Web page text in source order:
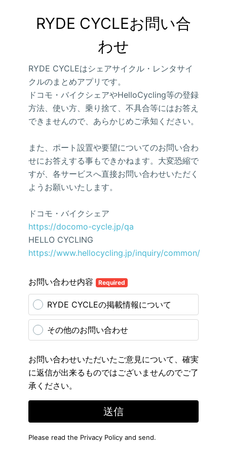
RYDE CYCLEお問い合
わせ
RYDE CYCLEはシェアサイクル・レンタサイ
クルのまとめアプリです。
ドコモ・バイクシェアやHelloCycling等の登録
方法、使い方、乗り捨て、不具合等にはお答え
できませんので、あらかじめご承知ください。
また、ポート設置や要望についてのお問い合わ
せにお答えする事もできかねます。大変恐縮で
すが、各サービスへ直接お問い合わせいただく
ようお願いいたします。
ドコモ・バイクシェア
https://docomo-cycle.jp/qa
HELLO CYCLING
https://www.hellocycling.jp/inquiry/common/
お問い合わせ内容 Required
RYDE CYCLEの掲載情報について
その他のお問い合わせ
お問い合わせいただいたご意見について、確実
に返信が出来るものではございませんのでご了
承ください。
送信
Please read the Privacy Policy and send.